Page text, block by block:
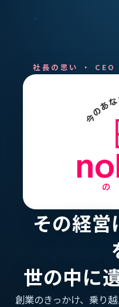
社長の思い ・
その経
世の中に
創業のきっかけ、乗り